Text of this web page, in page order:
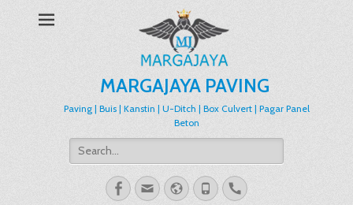
MARGAJAYA PAVING
Paving | Buis | Kanstin | U-Ditch | Box Culvert | Pagar Panel
Beton
Search
for:
Facebook
EmailWebsite
PhoneHandset